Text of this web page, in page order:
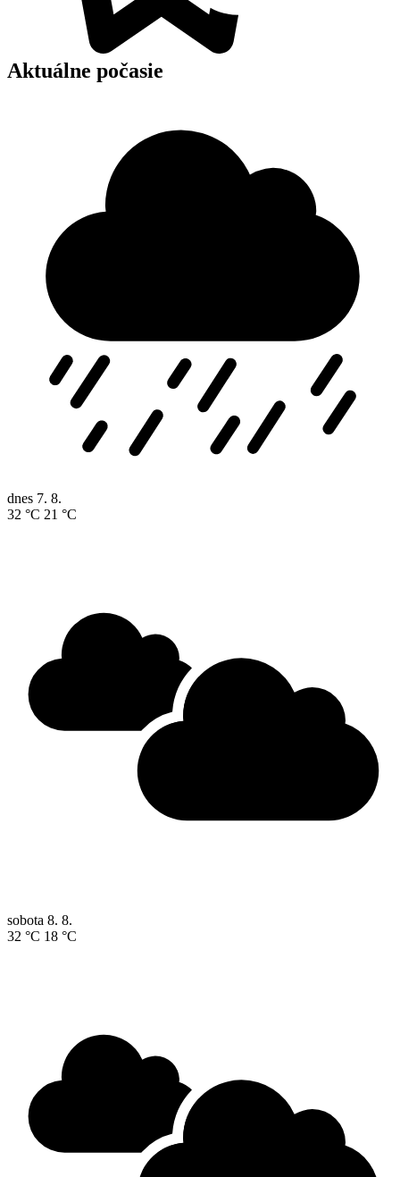
Aktuálne počasie
dnes 7. 8.
32 °C 21 °C
sobota 8. 8.
32 °C 18 °C